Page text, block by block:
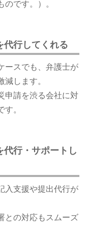
です。）。
代行してくれる
ースでも、弁護士が
します。
申請を渋る会社に対
。
代行・サポートし
入支援や提出代行が
との対応もスムーズ